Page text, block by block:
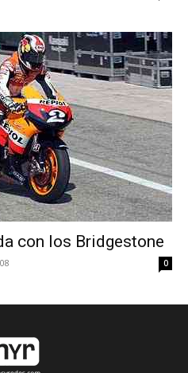
con los Bridgestone
0